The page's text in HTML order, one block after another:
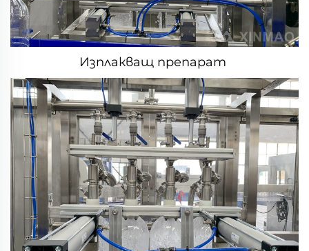
Изплакващ препарат